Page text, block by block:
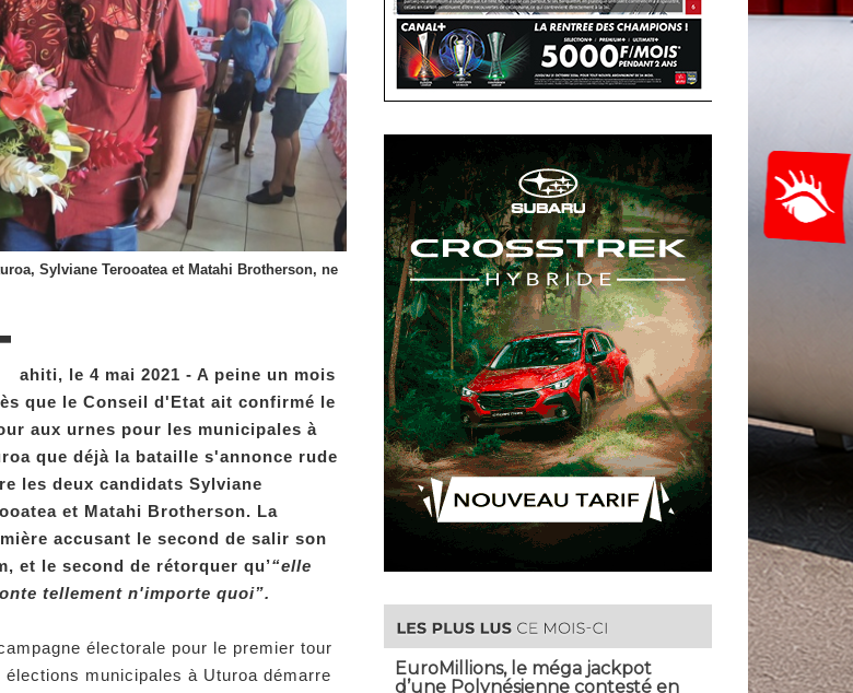
Sylviane Terooatea et Matahi Brotherson, ne
ahiti, le 4 mai 2021 - A peine un mois
que le Conseil d'Etat ait confirmé le
aux urnes pour les municipales à
que déjà la bataille s'annonce rude
les deux candidats Sylviane
et Matahi Brotherson. La
accusant le second de salir son
et le second de rétorquer qu’“elle
tellement n'importe quoi”.
électorale pour le premier tour
élections municipales à Uturoa démarre
EuroMillions, ​le méga jackpot
d’une Polynésienne contesté en